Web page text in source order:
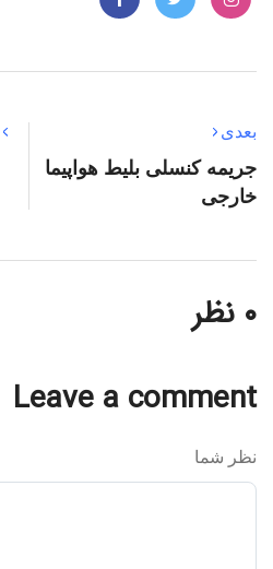
بعدی
جریمه کنسلی بلیط هواپیما
خارجی
۰ نظر
Leave a comment
نظر شما